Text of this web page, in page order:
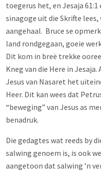
toegerus het, en Jesaja 61:1
sinagoge uit die Skrifte
aangehaal. Bruce se
land rondgegaan, goeie
Dit kom in breë trekke
Kneg van die Here in
Jesus van Nasaret het
Heer. Dit kan wees dat
“beweging” van Jesus as
benadruk.
Die gedagtes wat reeds by
salwing genoem is, is ook
aangetoon dat salwing ’n